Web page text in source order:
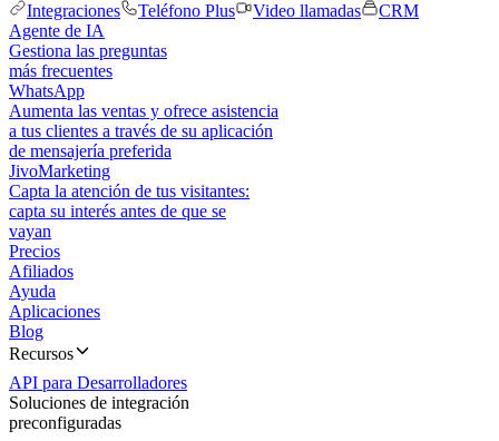
Integraciones
Teléfono Plus Video llamadas
CRM
Agente de IA
Gestiona las preguntas
más frecuentes
WhatsApp
Aumenta las ventas y ofrece asistencia
a tus clientes a través de su aplicación
de mensajería preferida
JivoMarketing
Capta la atención de tus visitantes:
capta su interés antes de que se
vayan
Precios
Afiliados
Ayuda
Aplicaciones
Blog
Recursos
API para Desarrolladores
Soluciones de integración
preconfiguradas